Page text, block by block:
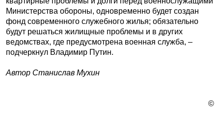
Министерства обороны, одновременно будет создан
фонд современного служебного жилья; обязательно
будут решаться жилищные проблемы и в других
ведомствах, где предусмотрена военная служба, –
подчеркнул Владимир Путин.
Автор Станислав Мухин
©